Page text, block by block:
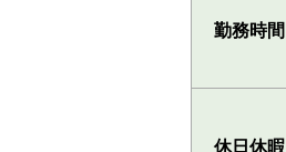
勤務時間
休日休暇